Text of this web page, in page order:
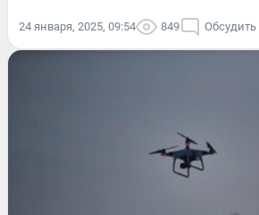
24 января, 2025, 09:54 849 Обсудить